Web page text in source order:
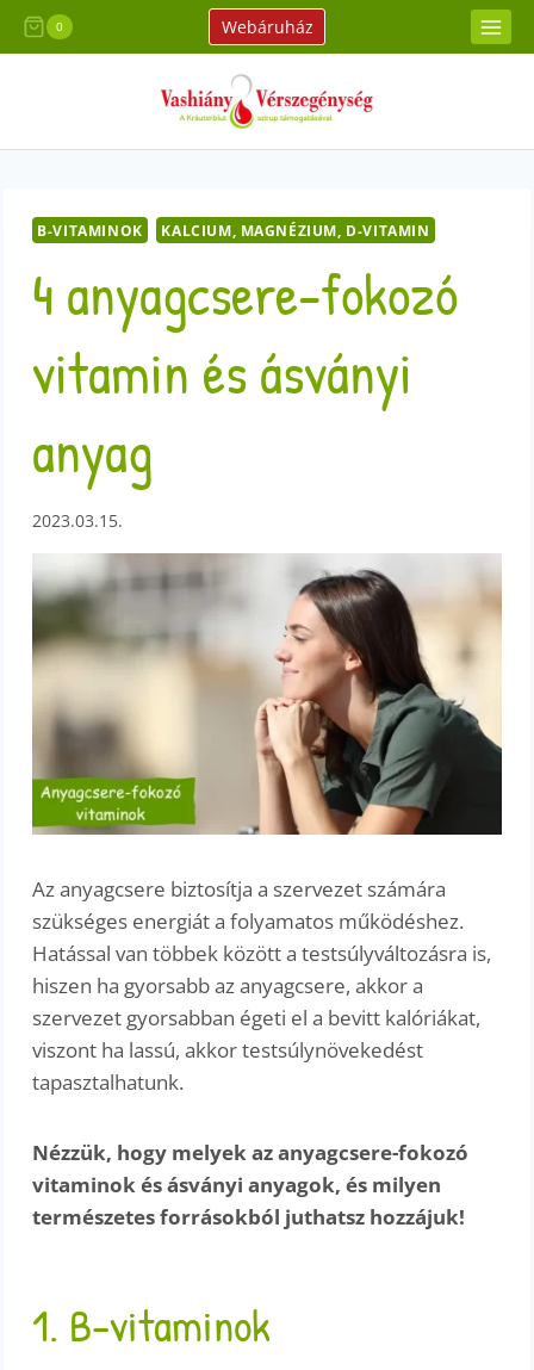
Skip
to
0 Webáruház
B-VITAMINOK KALCIUM, MAGNÉZIUM, D-VITAMIN
4 anyagcsere-fokozó
vitamin és ásványi
anyag
2023.03.15.
Az anyagcsere biztosítja a szervezet számára
szükséges energiát a folyamatos működéshez.
Hatással van többek között a testsúlyváltozásra is,
hiszen ha gyorsabb az anyagcsere, akkor a
szervezet gyorsabban égeti el a bevitt kalóriákat,
viszont ha lassú, akkor testsúlynövekedést
tapasztalhatunk.
Nézzük, hogy melyek az anyagcsere-fokozó
vitaminok és ásványi anyagok, és milyen
természetes forrásokból juthatsz hozzájuk!
1. B-vitaminok